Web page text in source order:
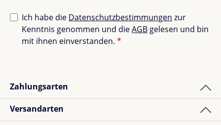
Ich habe die Datenschutzbestimmungen zur
Kenntnis genommen und dieAGB gelesen und bin
mit ihnen einverstanden. *
Zahlungsarten
Versandarten